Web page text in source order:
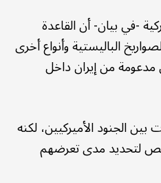
-في بيان- أن القاعدة
الباليستية وأنواع أخرى
من إيران داخل
بين الجنود الأميركيين، لكنه
لتحديد مدى تعرضهم